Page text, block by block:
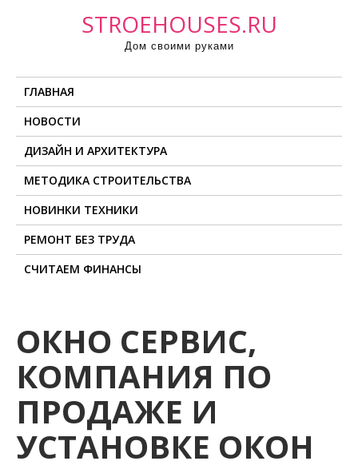
STROEHOUSES.RU
Дом своими руками
ГЛАВНАЯ
НОВОСТИ
ДИЗАЙН И АРХИТЕКТУРА
МЕТОДИКА СТРОИТЕЛЬСТВА
НОВИНКИ ТЕХНИКИ
РЕМОНТ БЕЗ ТРУДА
СЧИТАЕМ ФИНАНСЫ
ОКНО СЕРВИС,
КОМПАНИЯ ПО
ПРОДАЖЕ И
УСТАНОВКЕ ОКОН